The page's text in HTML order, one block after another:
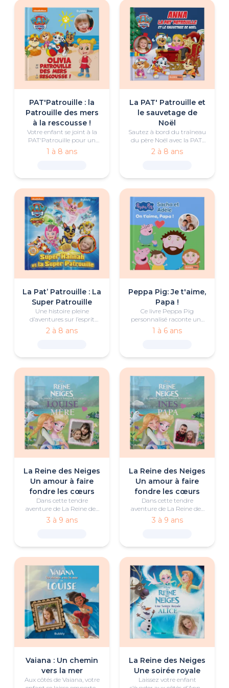
PAT'Patrouille : la
Patrouille des mers
à la rescousse !
Votre enfant se joint à la
PAT'Patrouille pour un
sauvetage en mer dans ce
livre d'été personnalisé.
1 à 8 ans
La PAT' Patrouille et
le sauvetage de
Noël
Sautez à bord du traîneau
du père Noël avec la PAT'
Patrouille et participez au
sauvetage de Noël !
2 à 8 ans
La Pat’ Patrouille : La
Super Patrouille
Une histoire pleine
d’aventures sur l’esprit
d’équipe et le courage avec
votre enfant héros et les
2 à 8 ans
Peppa Pig: Je t'aime,
Papa !
Ce livre Peppa Pig
personnalisé raconte une
aventure en camping
entre des enfants et leur
tendresse.
1 à 6 ans
La Reine des Neiges
Un amour à faire
fondre les cœurs
Dans cette tendre
aventure de La Reine des
Neiges, votre enfant
découvre que les plus
quelqu’un qu’on aime.
3 à 9 ans
La Reine des Neiges
Un amour à faire
fondre les cœurs
Dans cette tendre
aventure de La Reine des
Neiges, votre enfant
découvre que les plus
quelqu’un qu’on aime.
3 à 9 ans
Vaiana : Un chemin
vers la mer
Aux côtés de Vaiana, votre
La Reine des Neiges
Une soirée royale
Laissez votre enfant